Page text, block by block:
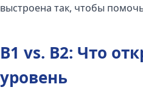
выстроена так, чтобы
B1 vs. B2: Что
уровень